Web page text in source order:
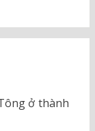
ở thành